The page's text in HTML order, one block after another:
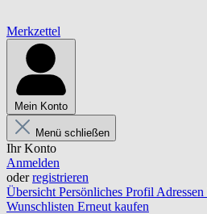
Merkzettel
Mein Konto
Menü schließen
Ihr Konto
Anmelden
oderregistrieren
Übersicht Persönliches Profil Adressen
Wunschlisten Erneut kaufen